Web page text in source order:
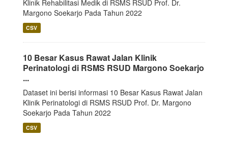
Klinik Rehabilitasi Medik di RSMS RSUD Prof. Dr.
Margono Soekarjo Pada Tahun 2022
CSV
10 Besar Kasus Rawat Jalan Klinik
Perinatologi di RSMS RSUD Margono Soekarjo
...
Dataset ini berisi informasi 10 Besar Kasus Rawat Jalan
Klinik Perinatologi di RSMS RSUD Prof. Dr. Margono
Soekarjo Pada Tahun 2022
CSV